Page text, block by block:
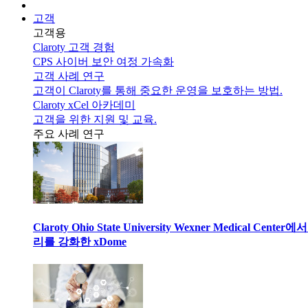
고객
고객용
Claroty 고객 경험
CPS 사이버 보안 여정 가속화
고객 사례 연구
고객이 Claroty를 통해 중요한 운영을 보호하는 방법.
Claroty xCel 아카데미
고객을 위한 지원 및 교육.
주요 사례 연구
Claroty Ohio State University Wexner Medical Center에
리를 강화한 xDome